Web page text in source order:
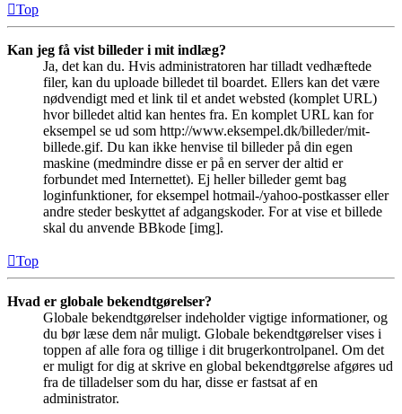
Top
Kan jeg få vist billeder i mit indlæg?
Ja, det kan du. Hvis administratoren har tilladt vedhæftede
filer, kan du uploade billedet til boardet. Ellers kan det være
nødvendigt med et link til et andet websted (komplet URL)
hvor billedet altid kan hentes fra. En komplet URL kan for
eksempel se ud som http://www.eksempel.dk/billeder/mit-
billede.gif. Du kan ikke henvise til billeder på din egen
maskine (medmindre disse er på en server der altid er
forbundet med Internettet). Ej heller billeder gemt bag
loginfunktioner, for eksempel hotmail-/yahoo-postkasser eller
andre steder beskyttet af adgangskoder. For at vise et billede
skal du anvende BBkode [img].
Top
Hvad er globale bekendtgørelser?
Globale bekendtgørelser indeholder vigtige informationer, og
du bør læse dem når muligt. Globale bekendtgørelser vises i
toppen af alle fora og tillige i dit brugerkontrolpanel. Om det
er muligt for dig at skrive en global bekendtgørelse afgøres ud
fra de tilladelser som du har, disse er fastsat af en
administrator.